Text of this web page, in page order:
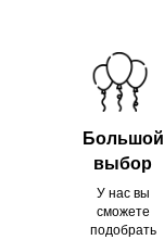
У нас вы
сможете
подобрать
Большой
выбор